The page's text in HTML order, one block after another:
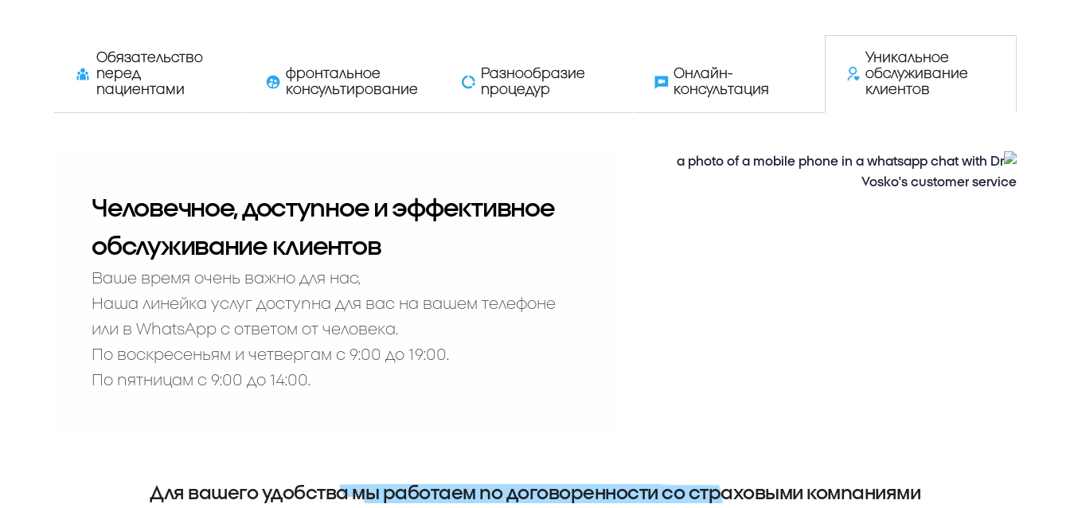
Уникальное
обслуживание
клиентов
Онлайн-
консультация
Разнообразие
процедур
фронтальное
консультирование
Обязательство
перед
пациентами
Человечное, доступное и эффективное
обслуживание клиентов
Ваше время очень важно для нас,
Наша линейка услуг доступна для вас на вашем телефоне
или в WhatsApp с ответом от человека.
По воскресеньям и четвергам с 9:00 до 19:00.
По пятницам с 9:00 до 14:00.
Для вашего удобства мы работаем по договоренности со страховыми компаниями